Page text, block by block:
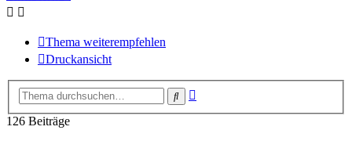
Thema weiterempfehlen
Druckansicht
Suche
126 Beiträge